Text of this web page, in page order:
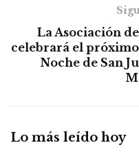
La Asociación
celebrará el
Noche de San
Lo más leído hoy